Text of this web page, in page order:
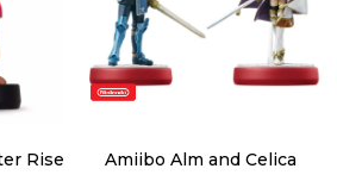
Rise
Amiibo Alm and Celica